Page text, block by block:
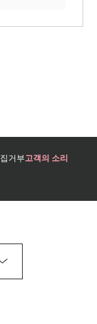
거부고객의 소리